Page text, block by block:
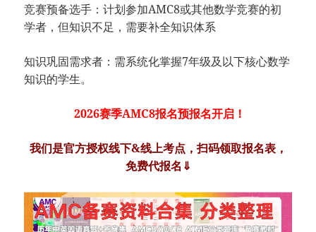
竞赛预备选手：计划参加AMC8或其他数学竞赛的初
学者，但知识不足，需要补全知识体系
知识巩固需求者：需系统化掌握7年级及以下核心数学
知识的学生。
2026赛季AMC8报名预报名开启！
我们是官方授权线下&线上考点，扫码领取报名表，
免费代报名⇓